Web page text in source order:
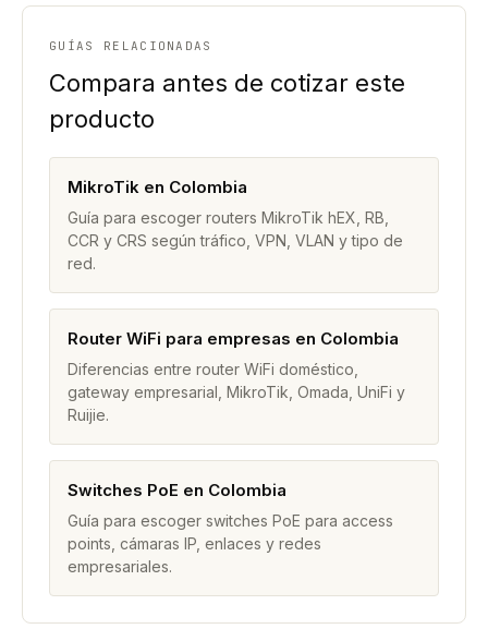
GUÍAS RELACIONADAS
Compara antes de cotizar este
producto
MikroTik en Colombia
Guía para escoger routers MikroTik hEX, RB,
CCR y CRS según tráfico, VPN, VLAN y tipo de
red.
Router WiFi para empresas en Colombia
Diferencias entre router WiFi doméstico,
gateway empresarial, MikroTik, Omada, UniFi y
Ruijie.
Switches PoE en Colombia
Guía para escoger switches PoE para access
points, cámaras IP, enlaces y redes
empresariales.